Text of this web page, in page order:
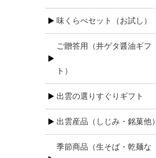
味くらべセット（お試し）
ご贈答用（井ゲタ醤油ギフ
ト）
出雲の選りすぐりギフト
出雲産品（しじみ・銘菓他）
季節商品（生そば・乾麺な